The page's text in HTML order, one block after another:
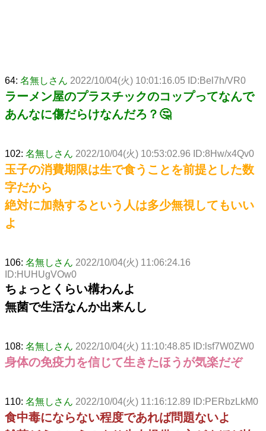
64: 名無しさん 2022/10/04(火) 10:01:16.05 ID:Bel7h/VR0
ラーメン屋のプラスチックのコップってなんで
あんなに傷だらけなんだろ？🤔
102: 名無しさん 2022/10/04(火) 10:53:02.96 ID:8Hw/x4Qv0
玉子の消費期限は生で食うことを前提とした数
字だから
絶対に加熱するという人は多少無視してもいい
よ
106: 名無しさん 2022/10/04(火) 11:06:24.16
ID:HUHUgVOw0
ちょっとくらい構わんよ
無菌で生活なんか出来んし
108: 名無しさん 2022/10/04(火) 11:10:48.85 ID:lsf7W0ZW0
身体の免疫力を信じて生きたほうが気楽だぞ
110: 名無しさん 2022/10/04(火) 11:16:12.89 ID:PERbzLkM0
食中毒にならない程度であれば問題ないよ